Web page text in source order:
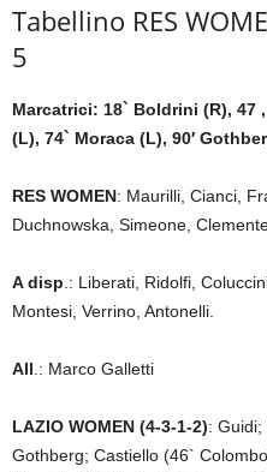
Tabellino RES
5
Marcatrici: 18` Boldrini (R), 47
(L), 74` Moraca (L), 90′
RES WOMEN: Maurilli, Cianci,
Duchnowska, Simeone,
A disp .: Liberati, Ridolfi,
Montesi, Verrino, Antonelli.
All .: Marco Galletti
LAZIO WOMEN (4-3-1-2): Guidi;
Gothberg; Castiello (46`